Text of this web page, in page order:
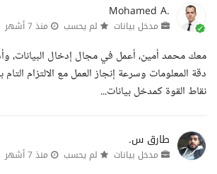
Mohamed A.
مدخل بيانات لم يحسب منذ 7 أشهر
معك محمد أمين، أعمل في مجال إدخال البيانات،
دقة المعلومات وسرعة إنجاز العمل مع الالتزام
نقاط القوة كمدخل بيانات...
طارق س.
مدخل بيانات لم يحسب منذ 7 أشهر